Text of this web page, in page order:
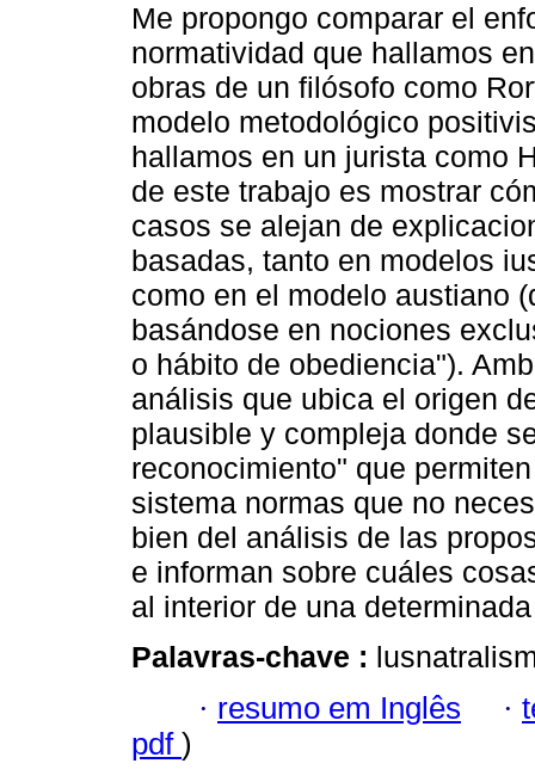
Me propongo comparar el
normatividad que hallamos
obras de un filósofo como
modelo metodológico
hallamos en un jurista como
de este trabajo es mostrar
casos se alejan de
basadas, tanto en modelos
como en el modelo austiano
basándose en nociones
o hábito de obediencia").
análisis que ubica el origen
plausible y compleja donde
reconocimiento" que
sistema normas que no
bien del análisis de las
e informan sobre cuáles
al interior de una
Palavras-chave :
· resumo em Inglês ·
pdf )